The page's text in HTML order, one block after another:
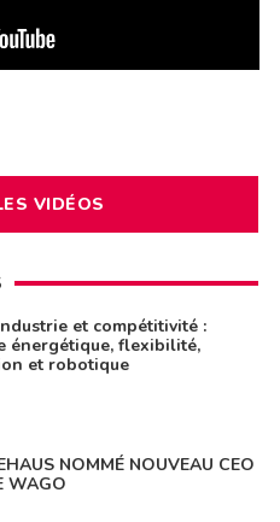
VIDÉOS
et compétitivité :
énergétique, flexibilité,
et robotique
NOMMÉ NOUVEAU CEO
WAGO